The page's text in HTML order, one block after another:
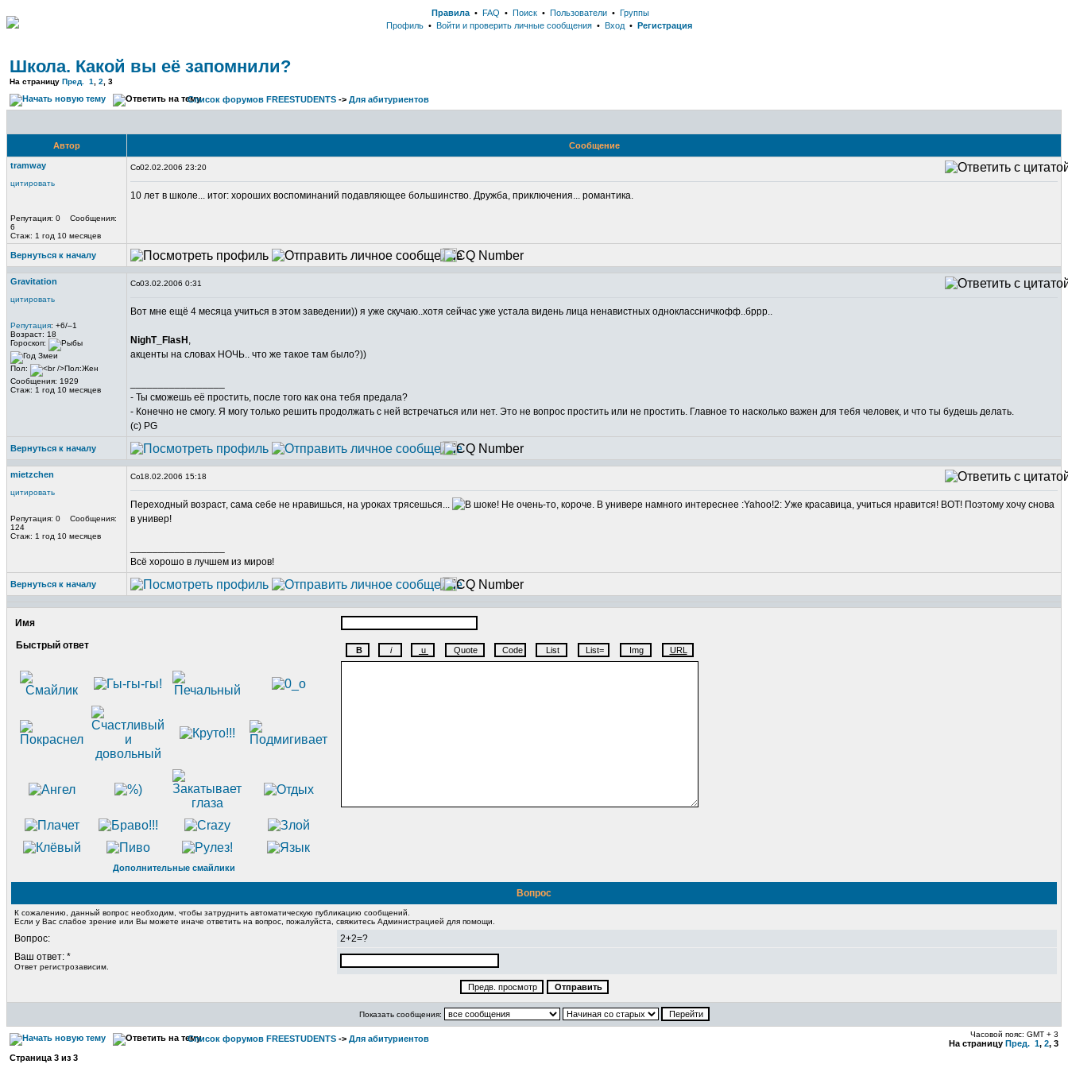
Правила • FAQ • Поиск • Пользователи • Группы
Профиль • Войти и проверить личные сообщения • Вход • Регистрация
Школа. Какой вы её запомнили?
На страницу Пред. 1 2 3
Список форумов FREESTUDENTS -> Для абитуриентов
Автор Сообщение
tramway
цитировать
Репутация: 0 Сообщения:
6
Стаж: 1 год 10 месяцев
02.02.2006 23:20
10 лет в школе... итог: хороших воспоминаний подавляющее большинство. Дружба, приключения... романтика.
Вернуться к началу
Gravitation
цитировать
Репутация: +6/–1
Возраст: 18
Гороскоп:
Пол:
Сообщения: 1929
Стаж: 1 год 10 месяцев
03.02.2006 0:31
Вот мне ещё 4 месяца учиться в этом заведении)) я уже скучаю..хотя сейчас уже устала видень лица ненавистных одноклассничкофф..бррр..
NighT_FlasH ,
акценты на словах НОЧЬ.. что же такое там было?))
- Ты сможешь её простить, после того как она тебя предала?
- Конечно не смогу. Я могу только решить продолжать с ней встречаться или нет. Это не вопрос простить или не простить. Главное то насколько важен для тебя человек, и что ты будешь делать.
(c) PG
Вернуться к началу
mietzchen
цитировать
Репутация: 0 Сообщения:
124
Стаж: 1 год 10 месяцев
18.02.2006 15:18
Переходный возраст, сама себе не нравишься, на уроках трясешься...
Не очень-то, короче. В универе намного интереснее :Yahoo!2: Уже красавица, учиться нравится! ВОТ! Поэтому хочу снова
в универ!
Всё хорошо в лучшем из миров!
Вернуться к началу
Имя
Быстрый ответ
Дополнительные смайлики
Вопрос
К сожалению, данный вопрос необходим, чтобы затруднить автоматическую публикацию сообщений.
Если у Вас слабое зрение или Вы можете иначе ответить на вопрос, пожалуйста, свяжитесь Администрацией для помощи.
Вопрос:
2+2=?
Ваш ответ: *
Ответ регистрозависим.
Показать сообщения:
Список форумов FREESTUDENTS -> Для абитуриентов Часовой пояс: GMT + 3
На страницу Пред. 1, 2, 3
Страница 3 из 3